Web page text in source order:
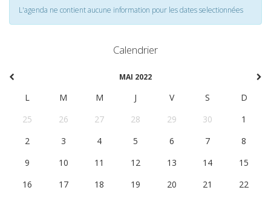
L'agenda ne contient aucune information pour les dates selectionnées
Calendrier
MAI 2022
L M M J V S
D
25
26 27 28 29 30
1
2
3 4 5 6 7
8
9
10 11 12 13 14
15
16
17 18 19 20 21
22